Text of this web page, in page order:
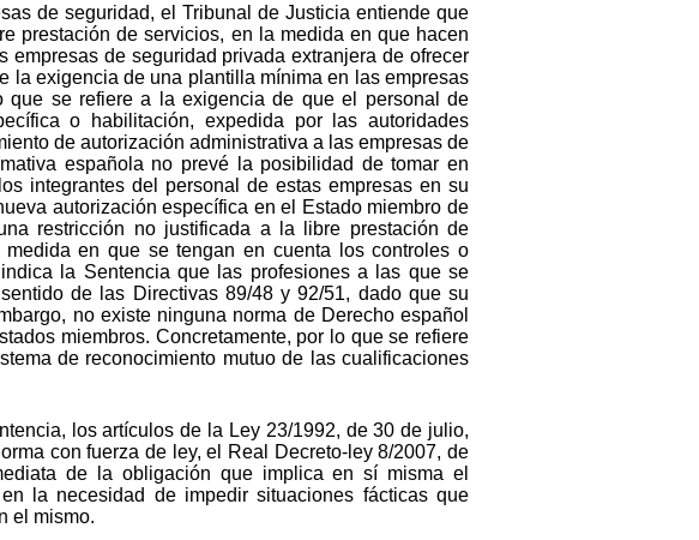
de seguridad, el Tribunal de Justicia entiende que
prestación de servicios, en la medida en que hacen
de seguridad privada extranjera de ofrecer
la exigencia de una plantilla mínima en las empresas
que se refiere a la exigencia de que el personal de
o habilitación, expedida por las autoridades
de autorización administrativa a las empresas de
española no prevé la posibilidad de tomar en
integrantes del personal de estas empresas en su
autorización específica en el Estado miembro de
restricción no justificada a la libre prestación de
en que se tengan en cuenta los controles o
la Sentencia que las profesiones a las que se
de las Directivas 89/48 y 92/51, dado que su
no existe ninguna norma de Derecho español
miembros. Concretamente, por lo que se refiere
de reconocimiento mutuo de las cualificaciones
los artículos de la Ley 23/1992, de 30 de julio,
con fuerza de ley, el Real Decreto-ley 8/2007, de
de la obligación que implica en sí misma el
la necesidad de impedir situaciones fácticas que
el mismo.